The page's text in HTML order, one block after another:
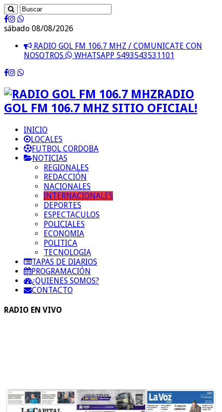
sábado 08/08/2026
RADIO GOL FM 106.7 MHZ / COMUNICATE CON
NOSOTROS
WHATSAPP 5493543531101
RADIO
GOL FM 106.7 MHZ SITIO OFICIAL!
INICIO
LOCALES
FUTBOL CORDOBA
NOTICIAS
REGIONALES
REDACCIÓN
NACIONALES
INTERNACIONALES
DEPORTES
ESPECTACULOS
POLICIALES
ECONOMIA
POLITICA
TECNOLOGIA
TAPAS DE DIARIOS
PROGRAMACIÓN
¿QUIENES SOMOS?
CONTACTO
RADIO EN VIVO